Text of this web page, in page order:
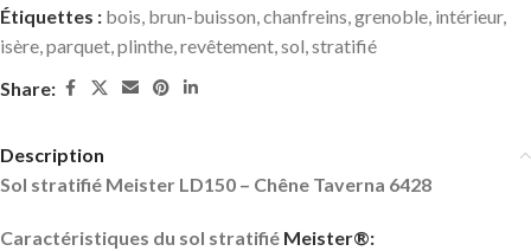
Étiquettes : bois, brun-buisson,chanfreins,grenoble, intérieur,
isère,parquet,plinthe,revêtement,sol,stratifié
Share:
Description
Sol stratifié Meister LD150 – Chêne Taverna 6428
Caractéristiques du sol stratifié Meister®: